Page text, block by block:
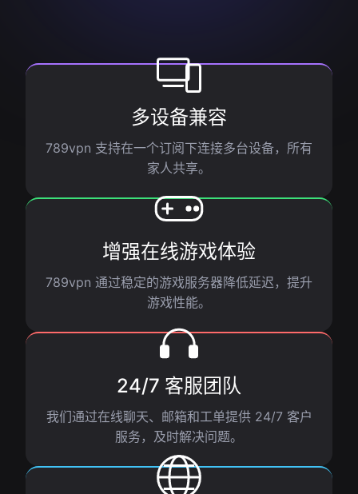
多设备兼容
789vpn 支持在一个订阅下连接多台设备，所有
家人共享。
增强在线游戏体验
789vpn 通过稳定的游戏服务器降低延迟，提升
游戏性能。
24/7 客服团队
我们通过在线聊天、邮箱和工单提供 24/7 客户
服务，及时解决问题。